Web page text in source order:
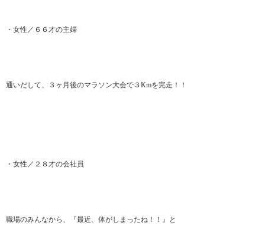
・女性／６６才の主婦
通いだして、３ヶ月後のマラソン大会で３Kmを完走！！
・女性／２８才の会社員
職場のみんなから、『最近、体がしまったね！！』と